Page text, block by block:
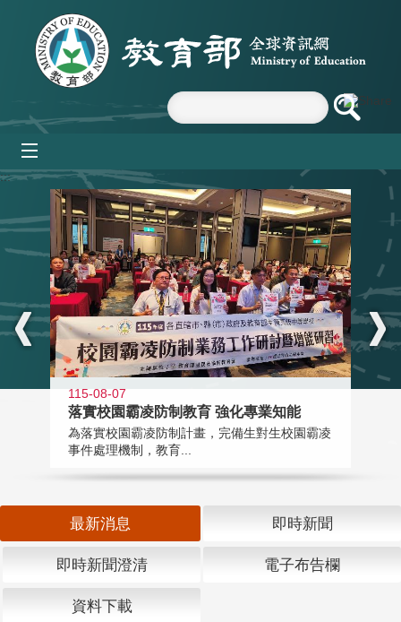
跳到主要內容區塊
:::
115-08-07
落實校園霸凌防制教育 強化專業知能
為落實校園霸凌防制計畫，完備生對生校園霸凌
事件處理機制，教育...
最新消息 即時新聞
即時新聞澄清 電子布告欄
資料下載